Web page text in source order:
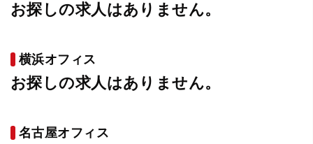
お探しの求人はありません。
横浜オフィス
お探しの求人はありません。
名古屋オフィス